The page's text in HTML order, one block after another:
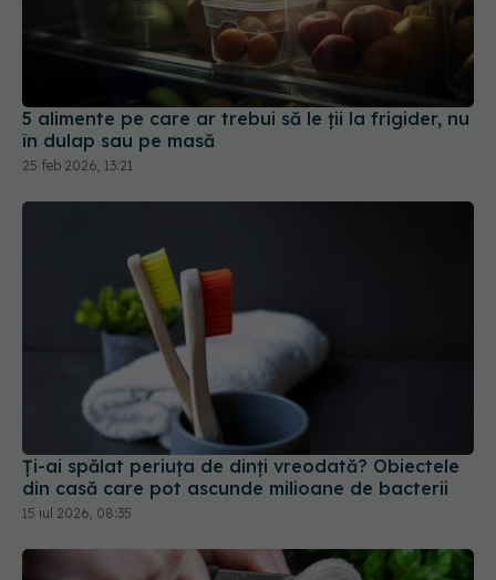
5 alimente pe care ar trebui să le ții la frigider, nu
în dulap sau pe masă
25 feb 2026, 13:21
Ți-ai spălat periuța de dinți vreodată? Obiectele
din casă care pot ascunde milioane de bacterii
15 iul 2026, 08:35